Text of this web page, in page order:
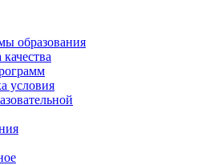
образования
условия